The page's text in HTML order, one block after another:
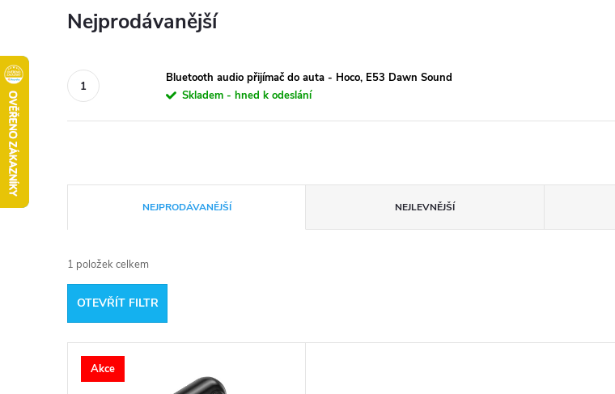
Nejprodávanější
Bluetooth audio přijímač do auta - Hoco, E53 Dawn Sound
Skladem - hned k odeslání
a
z
e
n
NEJPRODÁVANĚJŠÍ NEJLEVNĚJŠÍ
1 položek celkem
OTEVŘÍT FILTR
VAkce